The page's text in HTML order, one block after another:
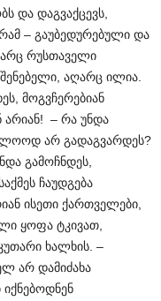
და დაგვაქცევს,
– გაუბედურებული და
რუსთაველი
აღარც ილია.
მოგვჩერებიან
– რა უნდა
არ გადაგვარდეს?
გამოჩნდეს,
ჩაუდგება
ისეთი ქართველები,
ყოფა ტკივათ,
ხალხის. –
არ დამიძახა